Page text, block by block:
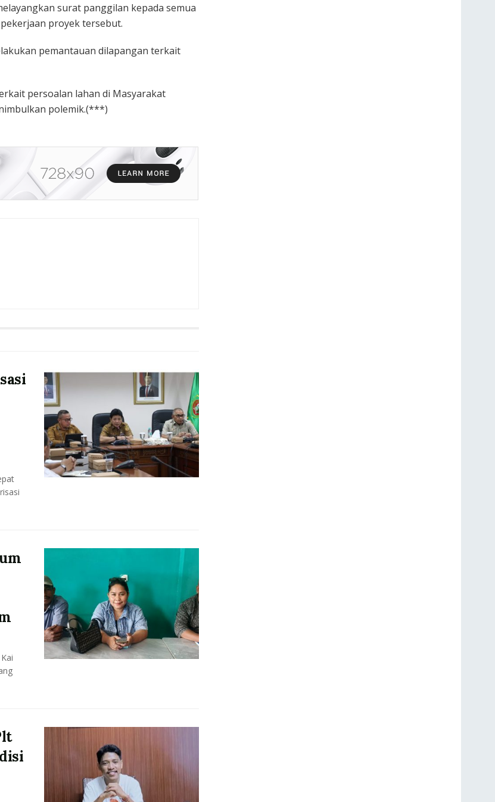
surat panggilan kepada semua
proyek tersebut.
pemantauan dilapangan terkait
persoalan lahan di Masyarakat
polemik.(***)